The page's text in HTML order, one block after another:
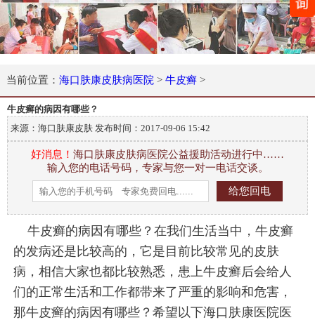
当前位置： 海口肤康皮肤病医院 > 牛皮癣>
牛皮癣的病因有哪些？
来源：海口肤康皮肤 发布时间：2017-09-06 15:42
好消息！ 海口肤康皮肤病医院公益援助活动进行中……
输入您的电话号码，专家与您一对一电话交谈。
牛皮癣的病因有哪些？在我们生活当中，牛皮癣
的发病还是比较高的，它是目前比较常见的皮肤
病，相信大家也都比较熟悉，患上牛皮癣后会给人
们的正常生活和工作都带来了严重的影响和危害，
那牛皮癣的病因有哪些？希望以下海口肤康医院医